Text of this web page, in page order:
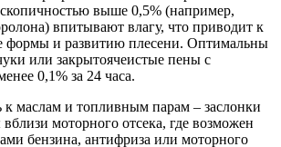
выше 0,5% (например,
впитывают влагу, что приводит к
формы и развитию плесени. Оптимальны
или закрытоячеистые пены с
0,1% за 24 часа.
к маслам и топливным парам – заслонки
моторного отсека, где возможен
бензина, антифриза или моторного